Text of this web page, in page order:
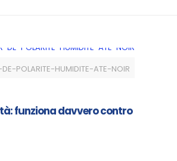
DE-POLARITE-HUMIDITE-ATE-NOIR
funziona davvero contro